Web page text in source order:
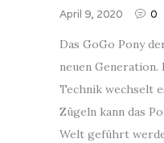
April 9, 2020 0
Das GoGo Pony
neuen Generation.
Technik wechselt
Zügeln kann das
Welt geführt